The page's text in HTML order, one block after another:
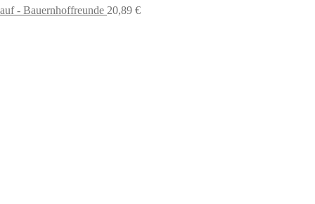
- Bauernhoffreunde 20,89 €